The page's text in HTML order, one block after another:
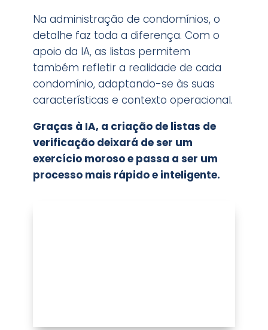
Na administração de condomínios, o
detalhe faz toda a diferença. Com o
apoio da IA, as listas permitem
também refletir a realidade de cada
condomínio, adaptando-se às suas
características e contexto operacional.
Graças à IA, a criação de listas de
verificação deixará de ser um
exercício moroso e passa a ser um
processo mais rápido e inteligente.